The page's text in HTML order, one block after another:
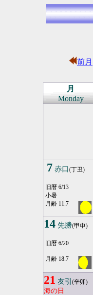
前月
月
Monday
7 赤口(丁丑)
旧暦 6/13
小暑
月齢 11.7
14 先勝(甲申)
旧暦 6/20
月齢 18.7
21 友引 (辛卯)
海の日